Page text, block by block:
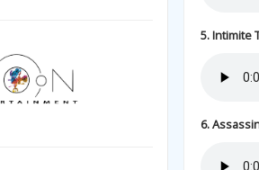
5. Intimite
6.